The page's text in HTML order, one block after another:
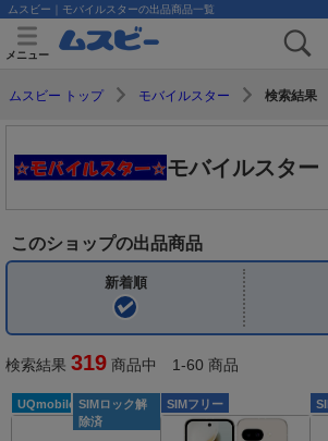
ムスビー｜モバイルスターの出品商品一覧
メニュー
ムスビー トップ モバイルスター 検索結果
モバイルスター
このショップの出品商品
新着順
検索結果 319 商品中 1-60 商品
UQmobile SIMロック解
除済
SIMフリー